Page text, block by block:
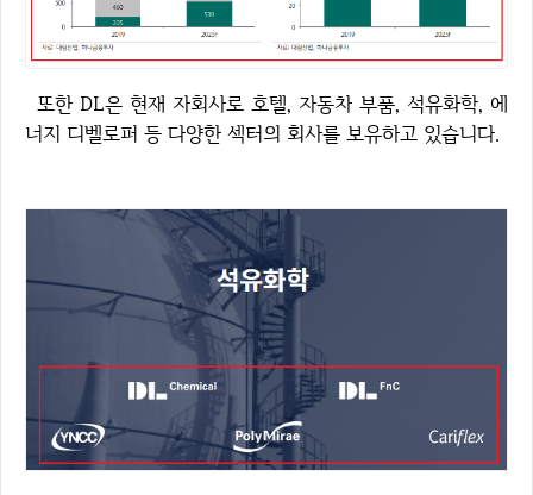
또한 DL은 현재 자회사로 호텔, 자동차 부품, 석유화학, 에
너지 디벨로퍼 등 다양한 섹터의 회사를 보유하고 있습니다.